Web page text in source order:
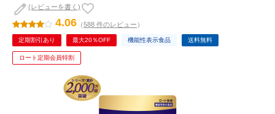
アゼライン酸
冬虫夏草 セノビック
メラノCC ケアセラ 美容サプリメント
ブランドから探す 使用用途から探す
4.06 （588 件のレビュー ）
(レビューを書く)
定期割引あり 最大20％OFF 機能性表示食品 送料無料
ロート定期会員特割